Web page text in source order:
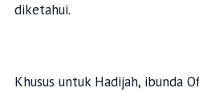
diketahui.
Khusus untuk Hadijah, ibunda